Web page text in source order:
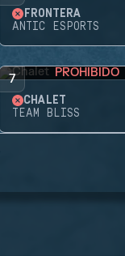
FRONTERA
ANTIC ESPORTS
7 PROHIBIDO
CHALET
TEAM BLISS